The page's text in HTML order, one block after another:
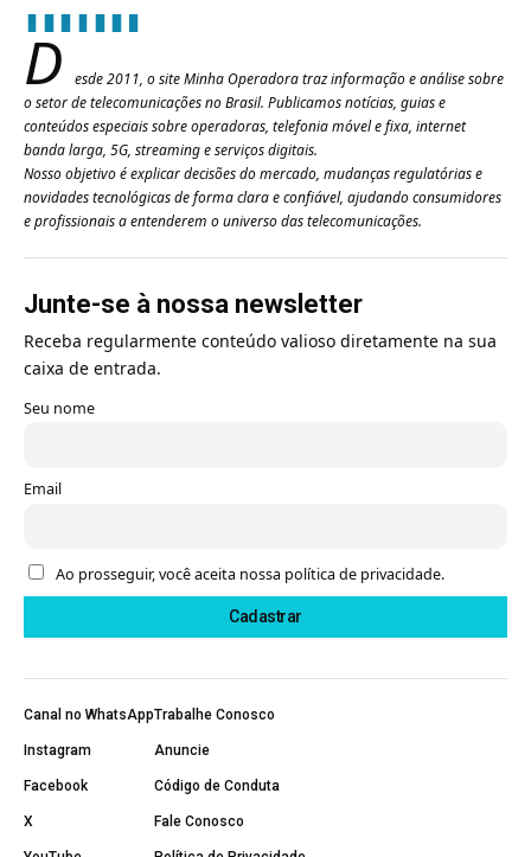
D
esde 2011, o site Minha Operadora traz informação e análise sobre
o setor de telecomunicações no Brasil. Publicamos notícias, guias e
conteúdos especiais sobre operadoras, telefonia móvel e fixa, internet
banda larga, 5G, streaming e serviços digitais.
Nosso objetivo é explicar decisões do mercado, mudanças regulatórias e
novidades tecnológicas de forma clara e confiável, ajudando consumidores
e profissionais a entenderem o universo das telecomunicações.
Junte-se à nossa newsletter
Receba regularmente conteúdo valioso diretamente na sua
caixa de entrada.
Seu nome
Email
Ao prosseguir, você aceita nossa política de privacidade.
Canal no WhatsApp
Instagram
Facebook
X
Trabalhe Conosco
Anuncie
Código de Conduta
Fale Conosco